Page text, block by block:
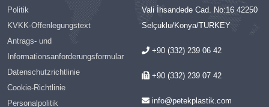
Politik
KVKK-Offenlegungstext
Antrags- und
Informationsanforderungsformular
Datenschutzrichtlinie
Cookie-Richtlinie
Personalpolitik
Vali İhsandede Cad. No:16 42250
Selçuklu/Konya/TURKEY
+90 (332) 239 06 42
+90 (332) 239 07 42
info@petekplastik.com